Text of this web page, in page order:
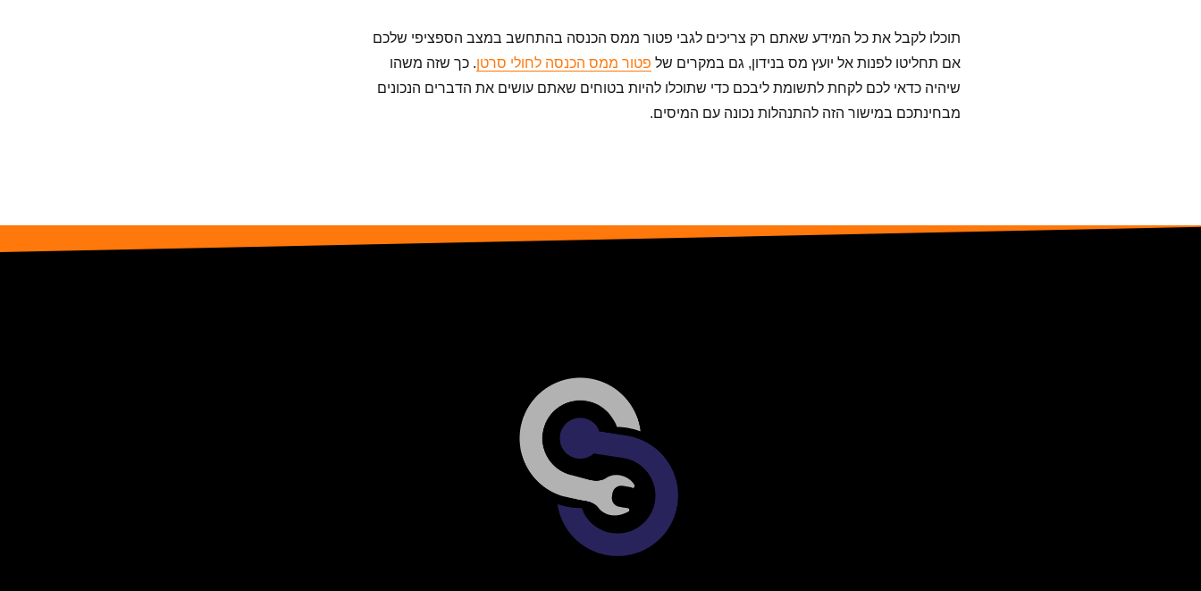
תוכלו לקבל את כל המידע שאתם רק צריכים לגבי פטור ממס הכנסה בהתחשב במצב הספציפי שלכם
אם תחליטו לפנות אל יועץ מס בנידון, גם במקרים של פטור ממס הכנסה לחולי סרטן. כך שזה משהו
שיהיה כדאי לכם לקחת לתשומת ליבכם כדי שתוכלו להיות בטוחים שאתם עושים את הדברים הנכונים
מבחינתכם במישור הזה להתנהלות נכונה עם המיסים.